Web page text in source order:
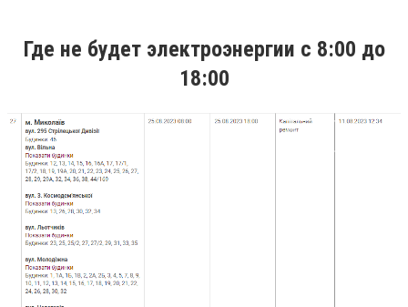
Где не будет электроэнергии с 8:00 до
18:00